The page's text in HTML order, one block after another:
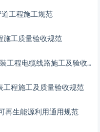
工程施工规范
施工质量验收规范
GB 50168-2018电气装置安装工程电缆线路施工及验收规范
工程施工及质量验收规范
再生能源利用通用规范